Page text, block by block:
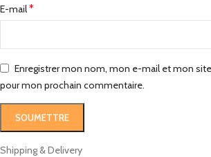
E-mail*
Enregistrer mon nom, mon e-mail et mon
pour mon prochain commentaire.
Shipping & Delivery